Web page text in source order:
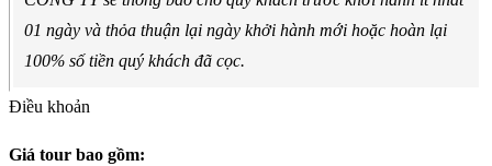
01 ngày và thỏa thuận lại ngày khởi hành mới hoặc hoàn lại
100% số tiền quý khách đã cọc.
Điều khoản
Giá tour bao gồm: